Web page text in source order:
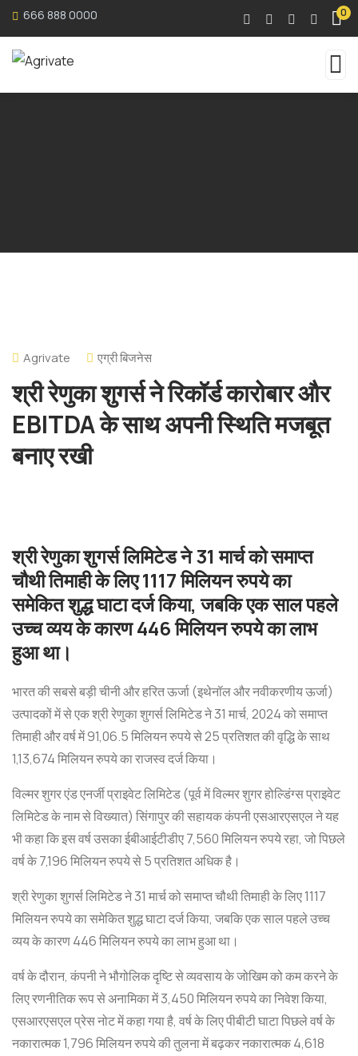
666 888 0000 0
Agrivate एग्री बिजनेस
श्री रेणुका शुगर्स ने रिकॉर्ड कारोबार और
EBITDA के साथ अपनी स्थिति मजबूत
बनाए रखी
श्री रेणुका शुगर्स लिमिटेड ने 31 मार्च को समाप्त
चौथी तिमाही के लिए 1117 मिलियन रुपये का
समेकित शुद्ध घाटा दर्ज किया, जबकि एक साल पहले
उच्च व्यय के कारण 446 मिलियन रुपये का लाभ
हुआ था।
भारत की सबसे बड़ी चीनी और हरित ऊर्जा (इथेनॉल और नवीकरणीय ऊर्जा)
उत्पादकों में से एक श्री रेणुका शुगर्स लिमिटेड ने 31 मार्च, 2024 को समाप्त
तिमाही और वर्ष में 91,06.5 मिलियन रुपये से 25 प्रतिशत की वृद्धि के साथ
1,13,674 मिलियन रुपये का राजस्व दर्ज किया।
विल्मर शुगर एंड एनर्जी प्राइवेट लिमिटेड (पूर्व में विल्मर शुगर होल्डिंग्स प्राइवेट
लिमिटेड के नाम से विख्यात) सिंगापुर की सहायक कंपनी एसआरएसएल ने यह
भी कहा कि इस वर्ष उसका ईबीआईटीडीए 7,560 मिलियन रुपये रहा, जो पिछले
वर्ष के 7,196 मिलियन रुपये से 5 प्रतिशत अधिक है।
श्री रेणुका शुगर्स लिमिटेड ने 31 मार्च को समाप्त चौथी तिमाही के लिए 1117
मिलियन रुपये का समेकित शुद्ध घाटा दर्ज किया, जबकि एक साल पहले उच्च
व्यय के कारण 446 मिलियन रुपये का लाभ हुआ था।
वर्ष के दौरान, कंपनी ने भौगोलिक दृष्टि से व्यवसाय के जोखिम को कम करने के
लिए रणनीतिक रूप से अनामिका में 3,450 मिलियन रुपये का निवेश किया,
एसआरएसएल प्रेस नोट में कहा गया है, वर्ष के लिए पीबीटी घाटा पिछले वर्ष के
नकारात्मक 1,796 मिलियन रुपये की तुलना में बढ़कर नकारात्मक 4,618